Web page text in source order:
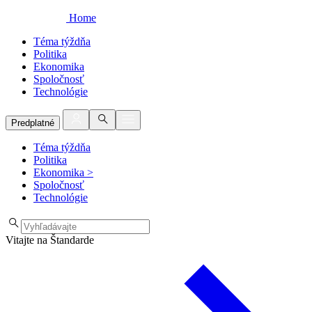
Home
Téma týždňa
Politika
Ekonomika
Spoločnosť
Technológie
Predplatné
Téma týždňa
Politika
Ekonomika >
Spoločnosť
Technológie
Vitajte na Štandarde